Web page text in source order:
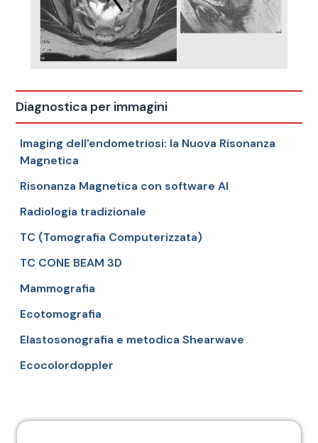
Diagnostica per immagini
Imaging dell'endometriosi: la Nuova Risonanza
Magnetica
Risonanza Magnetica con software AI
Radiologia tradizionale
TC (Tomografia Computerizzata)
TC CONE BEAM 3D
Mammografia
Ecotomografia
Elastosonografia e metodica Shearwave
Ecocolordoppler